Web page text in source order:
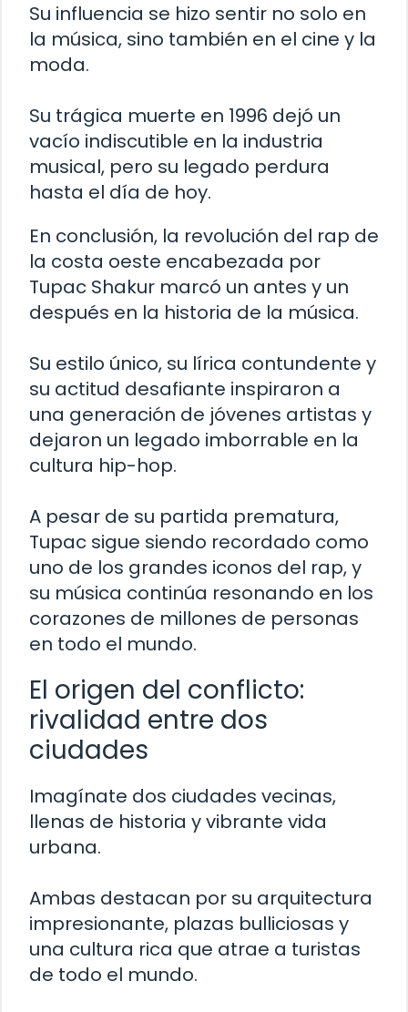
Su influencia se hizo sentir no solo en
la música, sino también en el cine y la
moda.
Su trágica muerte en 1996 dejó un
vacío indiscutible en la industria
musical, pero su legado perdura
hasta el día de hoy.
En conclusión, la revolución del rap de
la costa oeste encabezada por
Tupac Shakur marcó un antes y un
después en la historia de la música.
Su estilo único, su lírica contundente y
su actitud desafiante inspiraron a
una generación de jóvenes artistas y
dejaron un legado imborrable en la
cultura hip-hop.
A pesar de su partida prematura,
Tupac sigue siendo recordado como
uno de los grandes iconos del rap, y
su música continúa resonando en los
corazones de millones de personas
en todo el mundo.
El origen del conflicto:
rivalidad entre dos
ciudades
Imagínate dos ciudades vecinas,
llenas de historia y vibrante vida
urbana.
Ambas destacan por su arquitectura
impresionante, plazas bulliciosas y
una cultura rica que atrae a turistas
de todo el mundo.